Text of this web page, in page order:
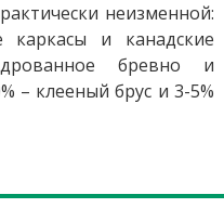
неизменной:
каркасы и канадские
бревно и
– клееный брус и 3-5%